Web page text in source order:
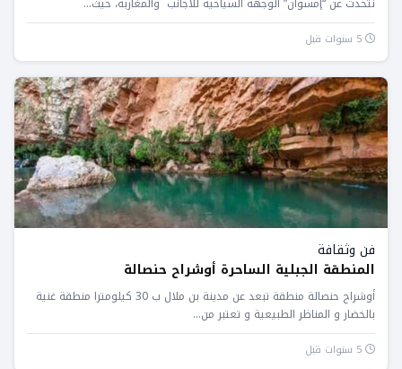
فن وثقافة
المنطقة الجبلية الساحرة أوشراح حنصالة
أوشراح حنصالة منطقة تبعد عن مدينة بن ملال ب 30 كيلومترا منطقة غنية
بالخضار و المناظر الطبيعية و تعتبر من...